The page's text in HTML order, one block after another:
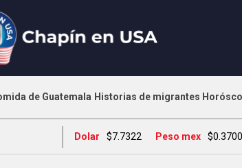
de Guatemala Historias de migrantes
Dolar $7.7322 Peso mex $0.3700